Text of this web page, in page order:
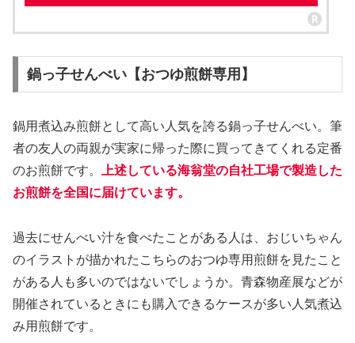
鍋っ子せんべい【おつゆ煎餅専用】
鍋用煮込み煎餅として高い人気を誇る鍋っ子せんべい。筆
者の友人の両親が実家に帰った際に買ってきてくれる定番
のお煎餅です。
上述している海翁堂の自社工場で製造した
お煎餅を全国に届けています。
過去にせんべい汁を食べたことがある人は、おじいちゃん
のイラストが描かれたこちらのおつゆ専用煎餅を見たこと
がある人も多いのではないでしょうか。青森物産展などが
開催されているときにも購入できるケースが多い人気煮込
み用煎餅です。